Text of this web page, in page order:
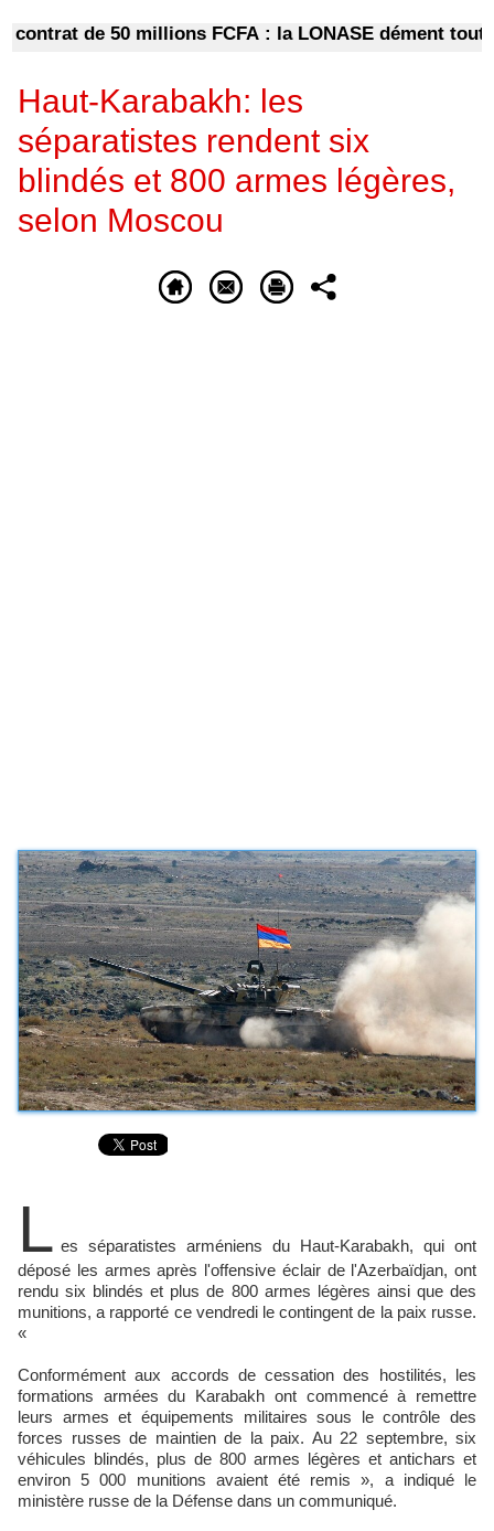
de 50 millions FCFA : la LONASE dément tout
Haut-Karabakh: les
séparatistes rendent six
blindés et 800 armes légères,
selon Moscou
L es séparatistes arméniens du Haut-Karabakh, qui ont
déposé les armes après l'offensive éclair de l'Azerbaïdjan, ont
rendu six blindés et plus de 800 armes légères ainsi que des
munitions, a rapporté ce vendredi le contingent de la paix russe.
«
Conformément aux accords de cessation des hostilités, les
formations armées du Karabakh ont commencé à remettre
leurs armes et équipements militaires sous le contrôle des
forces russes de maintien de la paix. Au 22 septembre, six
véhicules blindés, plus de 800 armes légères et antichars et
environ 5 000 munitions avaient été remis », a indiqué le
ministère russe de la Défense dans un communiqué.